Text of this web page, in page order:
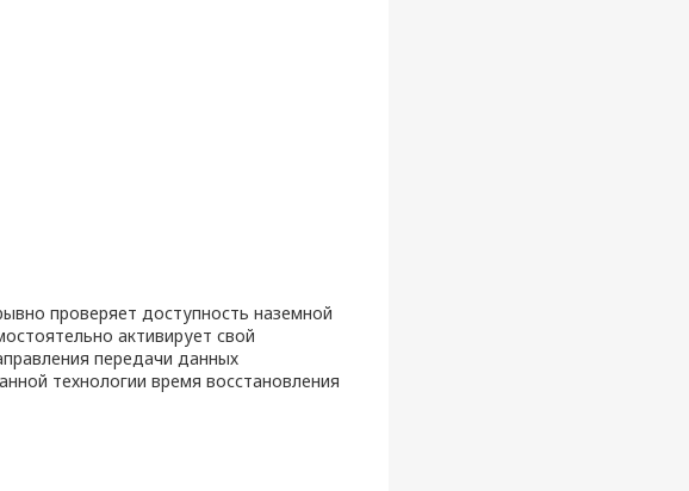
проверяет доступность наземной
активирует свой
передачи данных
технологии время восстановления